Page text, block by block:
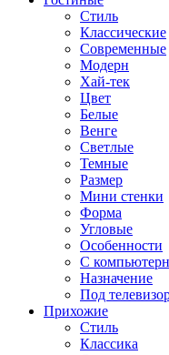
Стиль
Классические
Современные
Модерн
Хай-тек
Цвет
Белые
Венге
Светлые
Темные
Размер
Мини стенки
Форма
Угловые
Особенности
С
Назначение
Под
Прихожие
Стиль
Классика